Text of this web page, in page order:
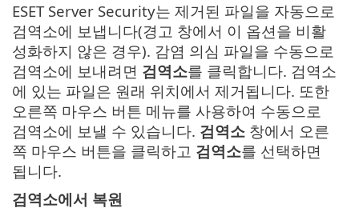
ESET Server Security는 제거된 파일을 자동으로
검역소에 보냅니다(경고 창에서 이 옵션을 비활
성화하지 않은 경우). 감염 의심 파일을 수동으로
검역소에 보내려면 검역소를 클릭합니다. 검역소
에 있는 파일은 원래 위치에서 제거됩니다. 또한
오른쪽 마우스 버튼 메뉴를 사용하여 수동으로
검역소에 보낼 수 있습니다. 검역소 창에서 오른
쪽 마우스 버튼을 클릭하고 검역소를 선택하면
됩니다.
검역소에서 복원